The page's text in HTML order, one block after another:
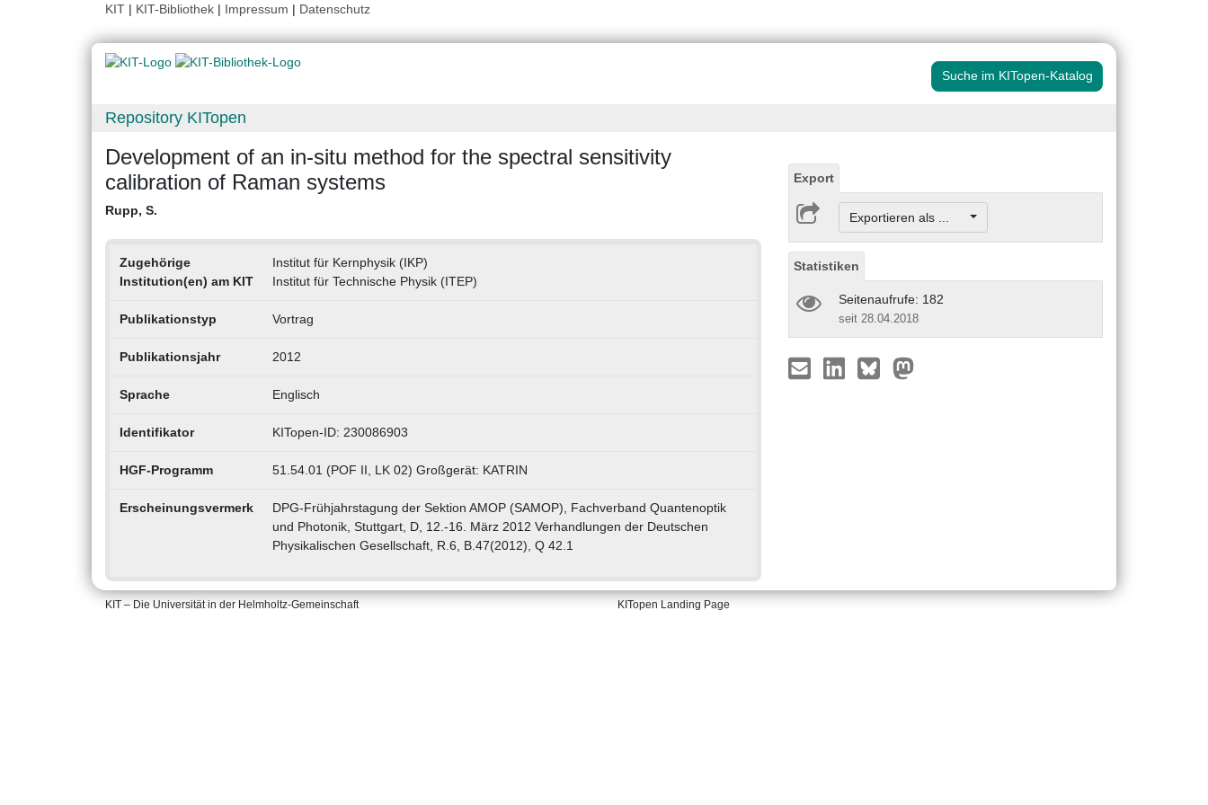
KIT | KIT-Bibliothek | Impressum | Datenschutz
Suche im KITopen-Katalog
Repository KITopen
Development of an in-situ method for the spectral sensitivity
calibration of Raman systems
Rupp, S.
Zugehörige
Institution(en) am KIT
Institut für Kernphysik (IKP)
Institut für Technische Physik (ITEP)
Publikationstyp Vortrag
Publikationsjahr 2012
Sprache Englisch
Identifikator KITopen-ID: 230086903
HGF-Programm 51.54.01 (POF II, LK 02) Großgerät: KATRIN
Erscheinungsvermerk
DPG-Frühjahrstagung der Sektion AMOP (SAMOP), Fachverband Quantenoptik
und Photonik, Stuttgart, D, 12.-16. März 2012 Verhandlungen der Deutschen
Physikalischen Gesellschaft, R.6, B.47(2012), Q 42.1
Export
Exportieren als ...
Statistiken
Seitenaufrufe: 182
seit 28.04.2018
KIT – Die Universität in der Helmholtz-Gemeinschaft KITopen Landing Page